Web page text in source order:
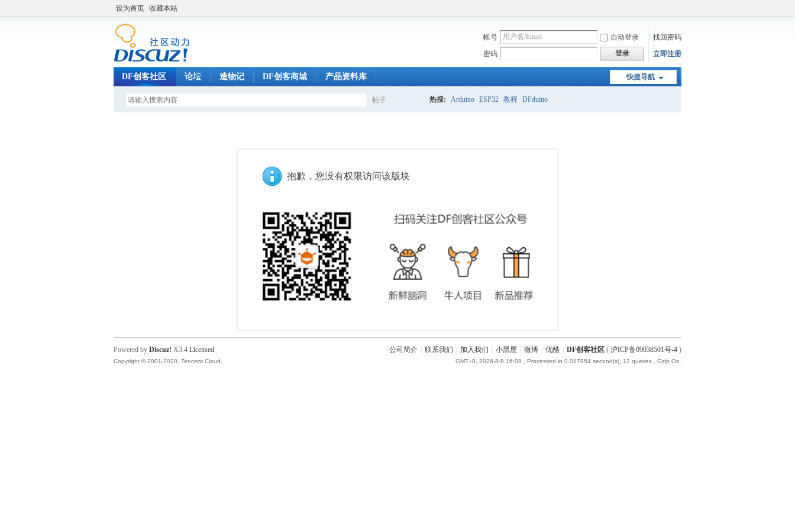
设为首页 收藏本站
帐号 自动登录
找回密码
密码
登录 立即注册
快捷导航
DF创客社区 论坛 造物记 DF创客商城 产品资料库
帖子 热搜: Arduino ESP32 教程 DFduino
抱歉，您没有权限访问该版块
公司简介 联系我们 加入我们 小黑屋 微博 优酷 DF创客社区 ( 沪ICP备09038501号-4 )
GMT+8, 2026-8-8 16:08 , Processed in 0.017954 second(s), 12 queries , Gzip On.
Powered by Discuz! X3.4 Licensed
Copyright © 2001-2020, Tencent Cloud.